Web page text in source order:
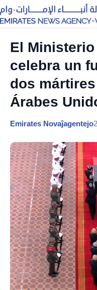
El
celebra un
dos
Árabes
Emirates Novaĵagentejo